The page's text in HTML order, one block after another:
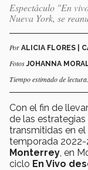
Espectáculo "En
Nueva York, se
Por ALICIA FLORES |
FotosJOHANNA
Tiempo estimado de
Con el fin de
de las
transmitidas en el
temporada
Monterrey , en
ciclo En Vivo